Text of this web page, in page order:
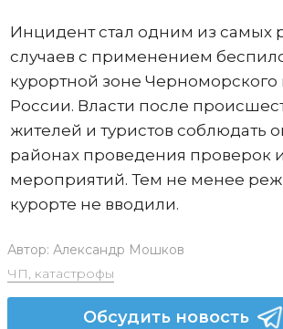
Инцидент стал одним из самых
случаев с применением
курортной зоне Черноморского
России. Власти после
жителей и туристов соблюдать
районах проведения проверок
мероприятий. Тем не менее
курорте не вводили.
Автор: Александр Мошков
ЧП, катастрофы
Обсудить новость